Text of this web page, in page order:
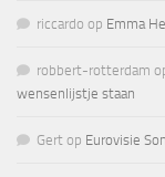
riccardo op Emma
robbert-rotterdam
wensenlijstje staan
Gert op Eurovisie